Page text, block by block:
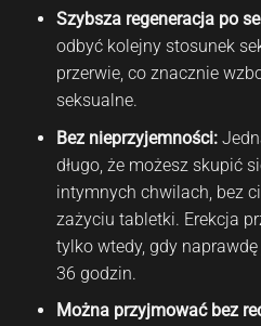
Szybsza regeneracja po
odbyć kolejny stosunek
przerwie, co znacznie
seksualne.
Bez nieprzyjemności:
długo, że możesz skupić
intymnych chwilach, bez
zażyciu tabletki. Erekcja
tylko wtedy, gdy
36 godzin.
Można przyjmować bez